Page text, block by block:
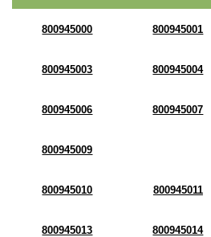
800945000 800945001
800945003 800945004
800945006 800945007
800945009
800945010 800945011
800945013 800945014